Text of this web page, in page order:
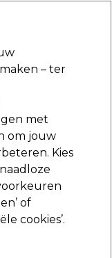
vrijdag
Balance
– ter
met
om jouw
Kies
of
cookies’.